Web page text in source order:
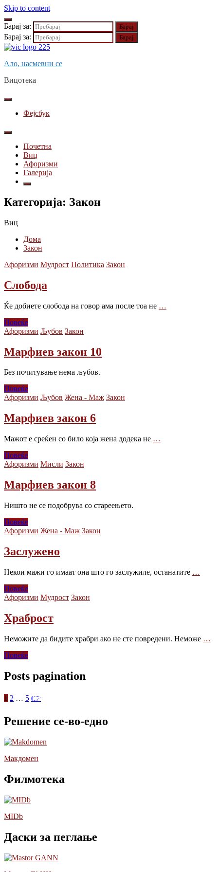
Skip to content
Барај за:
Барај за:
Ало, насмевни се
Вицотека
Фејсбук
Почетна
Виц
Афоризми
Галерија
Категорија: Закон
Виц
Дома
Закон
Афоризми Мудрост Политика Закон
Слобода
Ќе добиете слобода на говор ама после тоа не …
Повеќе
Афоризми Љубов Закон
Марфиев закон 10
Без почитување нема љубов.
Повеќе
Афоризми Љубов Жена - Маж Закон
Марфиев закон 6
Мажот е среќен со било која жена додека не …
Повеќе
Афоризми Мисли Закон
Марфиев закон 8
Ништо не се подобрува со стареењето.
Повеќе
Афоризми Жена - Маж Закон
Заслужено
Некои мажи го имаат она што го заслужиле, останатите …
Повеќе
Афоризми Мудрост Закон
Храброст
Неможите да бидите храбри ако не сте повредени. Неможе …
Повеќе
Posts pagination
1 2 … 5 👉
Решение се-во-едно
Макдомен
Филмотека
MIDb
Даски за пеглање